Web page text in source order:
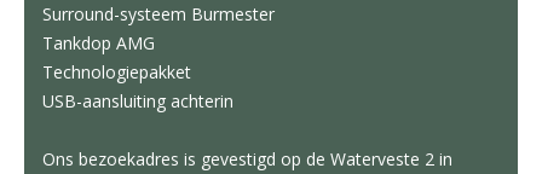
Surround-systeem Burmester
Tankdop AMG
Technologiepakket
USB-aansluiting achterin
Ons bezoekadres is gevestigd op de Waterveste 2 in